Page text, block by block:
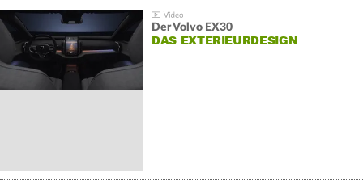
Der Volvo EX30
DAS EXTERIEURDESIGN